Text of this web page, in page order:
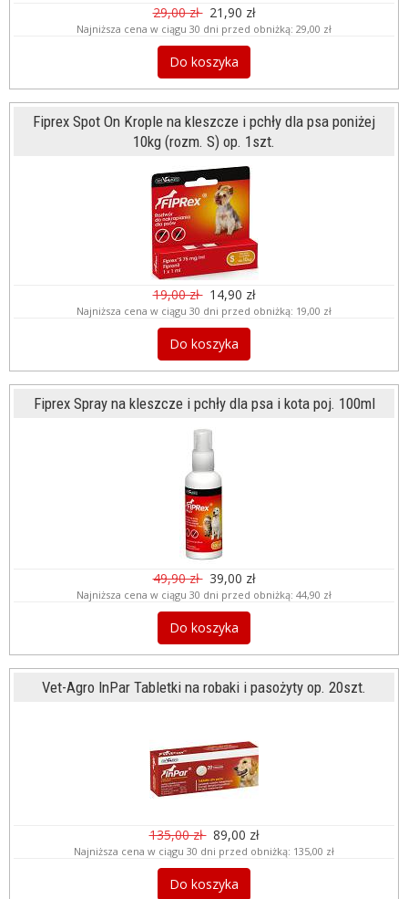
29,00 zł 21,90 zł
Najniższa cena w ciągu 30 dni przed obniżką: 29,00 zł
Do koszyka
Fiprex Spot On Krople na kleszcze i pchły dla psa poniżej
10kg (rozm. S) op. 1szt.
19,00 zł 14,90 zł
Najniższa cena w ciągu 30 dni przed obniżką: 19,00 zł
Do koszyka
Fiprex Spray na kleszcze i pchły dla psa i kota poj. 100ml
49,90 zł 39,00 zł
Najniższa cena w ciągu 30 dni przed obniżką: 44,90 zł
Do koszyka
Vet-Agro InPar Tabletki na robaki i pasożyty op. 20szt.
135,00 zł 89,00 zł
Najniższa cena w ciągu 30 dni przed obniżką: 135,00 zł
Do koszyka